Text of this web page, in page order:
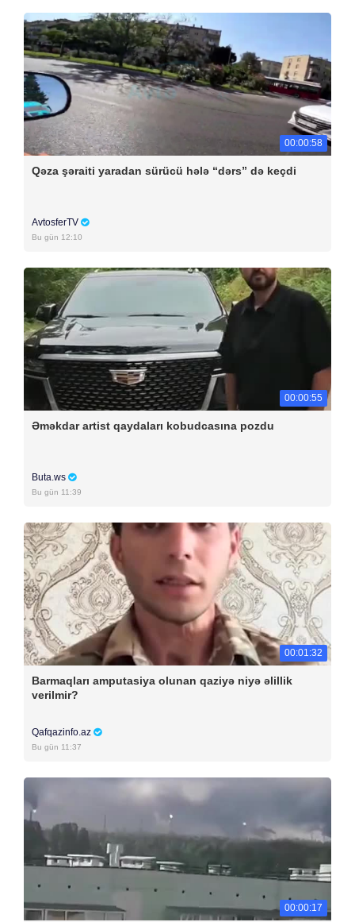
00:00:58
Qəza şəraiti yaradan sürücü hələ “dərs” də keçdi
AvtosferTV
Bu gün 12:10
00:00:55
Əməkdar artist qaydaları kobudcasına pozdu
Buta.ws
Bu gün 11:39
00:01:32
Barmaqları amputasiya olunan qaziyə niyə əlillik
verilmir?
Qafqazinfo.az
Bu gün 11:37
00:00:17